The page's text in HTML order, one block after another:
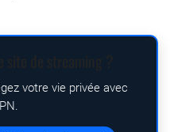
votre vie privée avec